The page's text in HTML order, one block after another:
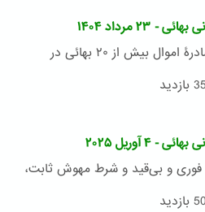
مرداد ۱۴۰۴
توقیف از طریق پیامک: مصادرۀ اموال بیش از ۲۰ بهائی در
آوریل ۲۰۲۵
فوری و بی‌قید و شرط مهوش ثابت،